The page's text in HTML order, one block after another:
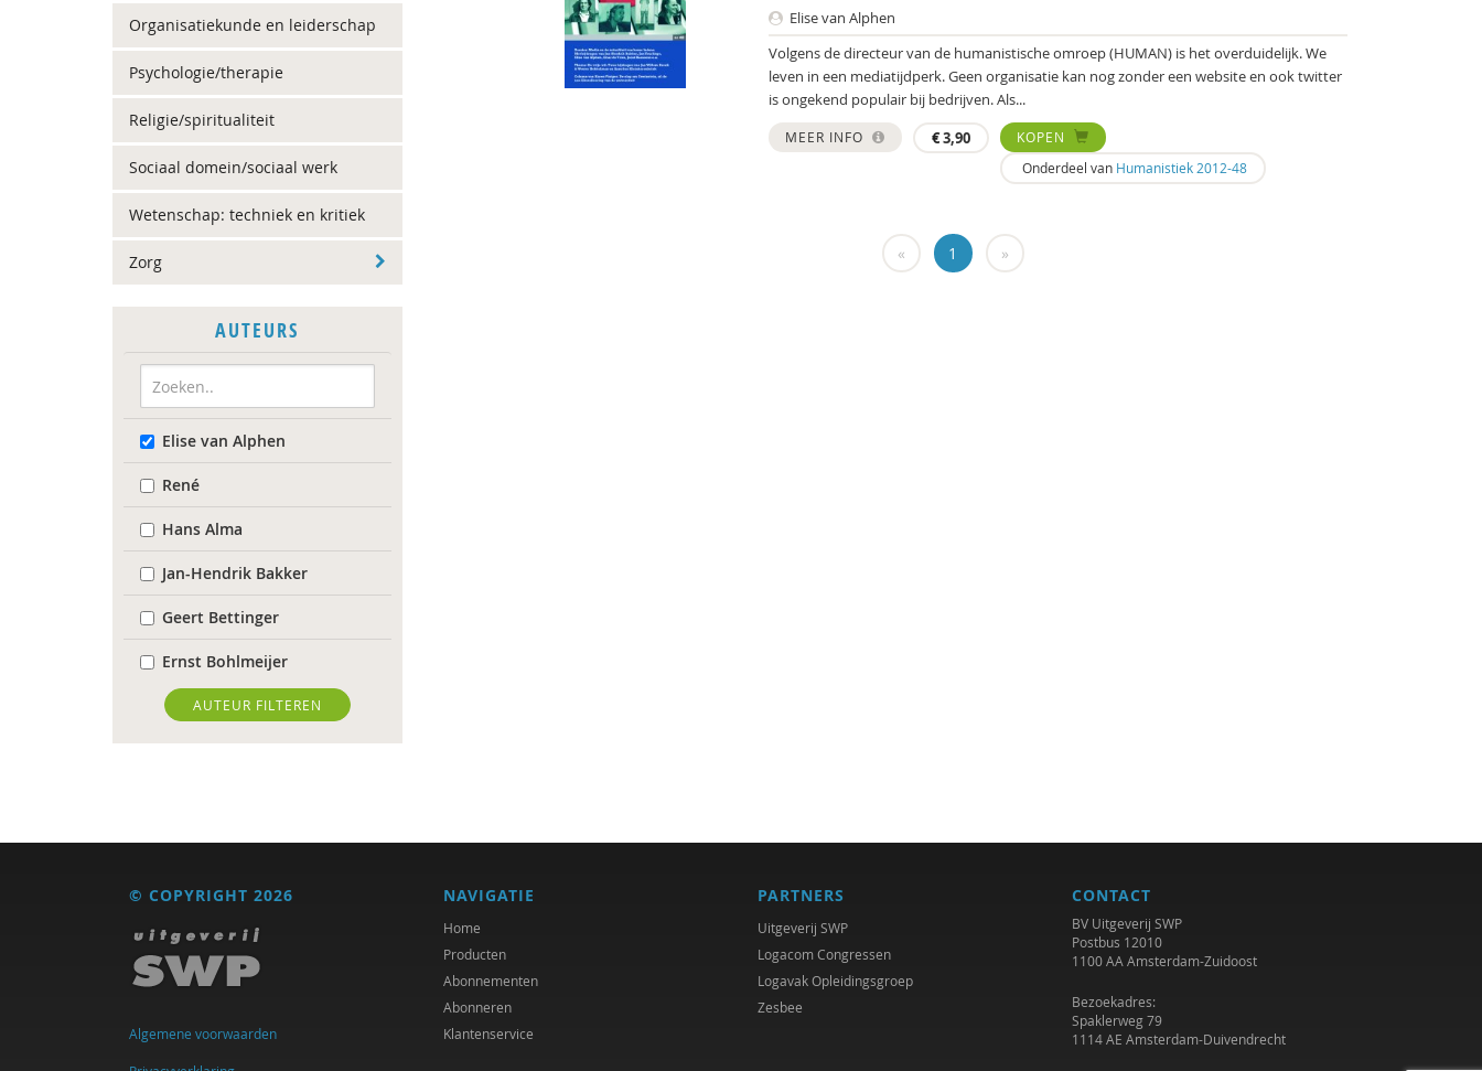
Organisatiekunde en leiderschap
Psychologie/therapie
Religie/spiritualiteit
Sociaal domein/sociaal werk
Wetenschap: techniek en kritiek
Zorg
AUTEURS
Elise van Alphen
René
Hans Alma
Jan-Hendrik Bakker
Geert Bettinger
Ernst Bohlmeijer
Michiel Bos
Jolande Bource
Xannah Brohm
Ton Bruining
Aishlinn Bruinja
AUTEUR FILTEREN
Elise van Alphen
Volgens de directeur van de humanistische omroep (HUMAN) is het overduidelijk. We
leven in een mediatijdperk. Geen organisatie kan nog zonder een website en ook twitter
is ongekend populair bij bedrijven. Als...
MEER INFO €3,90
KOPEN
Onderdeel van Humanistiek 2012-48
« 1 »
© COPYRIGHT 2026
Algemene voorwaarden
NAVIGATIE
Home
Producten
Abonnementen
Abonneren
Klantenservice
PARTNERS
Uitgeverij SWP
Logacom Congressen
Logavak Opleidingsgroep
Zesbee
CONTACT
BV Uitgeverij SWP
Postbus 12010
1100 AA Amsterdam-Zuidoost
Bezoekadres:
Spaklerweg 79
1114 AE Amsterdam-Duivendrecht